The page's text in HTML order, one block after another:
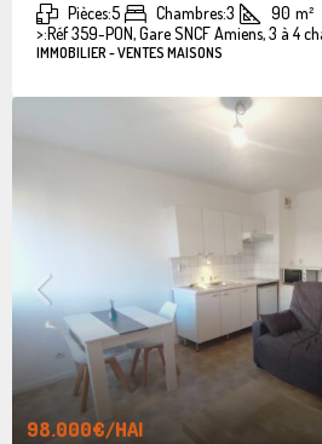
Pièces:5 Chambres:3 90 m²
>:Réf 359-PON, Gare SNCF Amiens, 3 à 4
IMMOBILIER - VENTES MAISONS
98.000€/HAI